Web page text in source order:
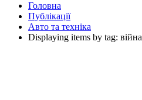
Головна
Публікації
Авто та техніка
Displaying items by tag: війна